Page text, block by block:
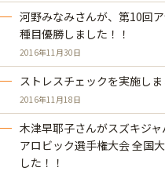
河野みなみさんが、第10回
種目優勝しました！！
2016年11月30日
ストレスチェックを実施しま
2016年11月18日
木津早耶子さんがスズキジ
アロビック選手権大会 全国
した！！